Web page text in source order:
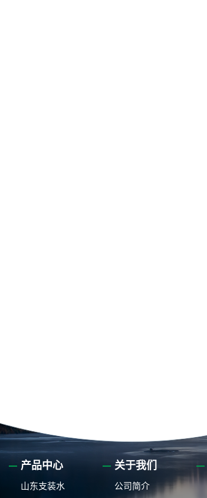
产品中心
山东支装水
关于我们
公司简介